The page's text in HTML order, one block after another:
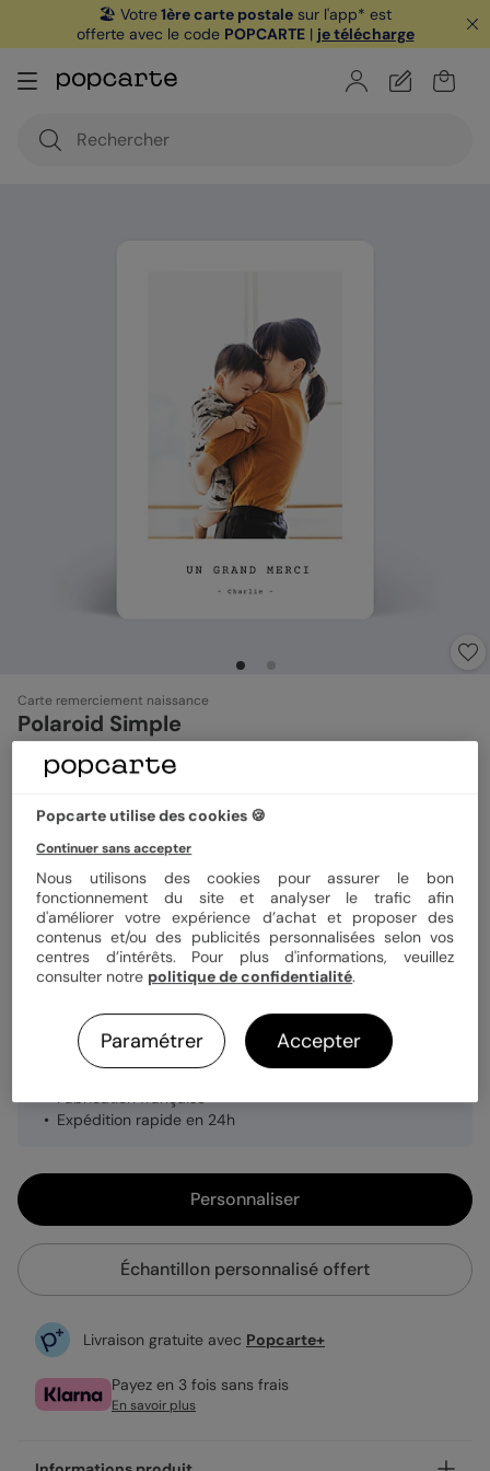
🏖️ Votre1ère carte postale sur l'app* est
offerte avec le code POPCARTE| je télécharge
Carte remerciement naissance
Polaroid Simple
Papier Papier Satiné
Quantité Échantillon personnalisé
1,09 €
Enveloppe blanche offerte
Fabrication française
Expédition rapide en 24h
Personnaliser
Échantillon personnalisé offert
Livraison gratuite avec Popcarte+
Payez en 3 fois sans frais
En savoir plus
Popcarte utilise des cookies 🍪
Continuer sans accepter
Nous utilisons des cookies pour assurer le bon
fonctionnement du site et analyser le trafic afin
d'améliorer votre expérience d’achat et proposer des
contenus et/ou des publicités personnalisées selon vos
centres d’intérêts. Pour plus d'informations, veuillez
consulter notre politique de confidentialité.
Paramétrer Accepter